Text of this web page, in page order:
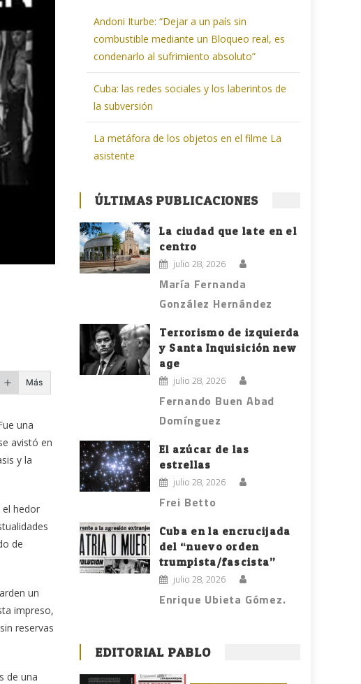
Más
una
avistó en
y la
el hedor
de
un
impreso,
reservas
de una
Andoni Iturbe: “Dejar a un país sin
combustible mediante un Bloqueo real, es
condenarlo al sufrimiento absoluto”
Cuba: las redes sociales y los laberintos de
la subversión
La metáfora de los objetos en el filme La
asistente
ÚLTIMAS PUBLICACIONES
La ciudad que late en el
centro
julio 28, 2026
María Fernanda
González Hernández
Terrorismo de izquierda
y Santa Inquisición new
age
julio 28, 2026
Fernando Buen Abad
Domínguez
El azúcar de las
estrellas
julio 28, 2026
Frei Betto
Cuba en la encrucijada
del “nuevo orden
trumpista/fascista”
julio 28, 2026
Enrique Ubieta Gómez.
EDITORIAL PABLO